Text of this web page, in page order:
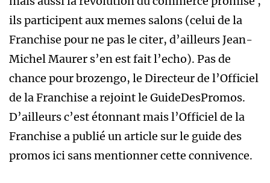
ils participent aux memes salons (celui de la
Franchise pour ne pas le citer, d’ailleurs Jean-
Michel Maurer s’en est fait l’echo). Pas de
chance pour brozengo, le Directeur de l’Officiel
de la Franchise a rejoint le GuideDesPromos.
D’ailleurs c’est étonnant mais l’Officiel de la
Franchise a publié un article sur le guide des
promos ici sans mentionner cette connivence.